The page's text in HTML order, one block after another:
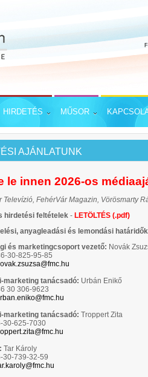
HIRDETÉS MŰSOR
AJÁNLATUNK
le innen 2026-os
Televízió, FehérVár Magazin, Vörösmarty
hirdetési feltételek - LETÖLTÉS (.pdf)
anyagleadási és lemondási
és marketingcsoport vezető: Novák
30-825-95-85
marketing tanácsadó: Urbán Enikő
30 306-9623
marketing tanácsadó: Troppert Zita
30-625-7030
Tar Károly
30-739-32-59